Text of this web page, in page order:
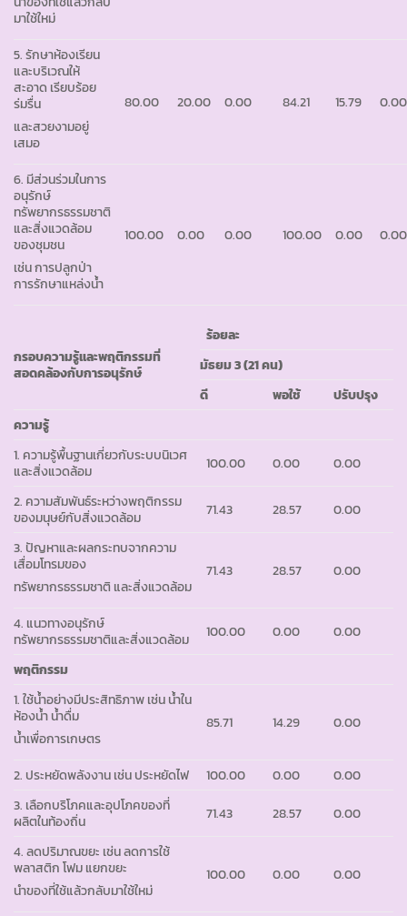
มาใช้ใหม่
5. รักษาห้องเรียน
และบริเวณให้
สะอาด เรียบร้อย
ร่มรื่น
และสวยงามอยู่
เสมอ
80.00 20.00 0.00 84.21 15.79 0.00
6. มีส่วนร่วมในการ
อนุรักษ์
ทรัพยากรธรรมชาติ
และสิ่งแวดล้อม
ของชุมชน
เช่น การปลูกป่า
การรักษาแหล่งน้ำ
100.00 0.00 0.00 100.00 0.00 0.00
กรอบความรู้และพฤติกรรมที่
สอดคล้องกับการอนุรักษ์
ร้อยละ
มัธยม3 (21 คน)
ดี
พอใช้
ปรับปรุง
ความรู้
1. ความรู้พื้นฐานเกี่ยวกับระบบนิเวศ
และสิ่งแวดล้อม
100.00 0.00
0.00
2. ความสัมพันธ์ระหว่างพฤติกรรม
ของมนุษย์กับสิ่งแวดล้อม
71.43 28.57
0.00
3. ปัญหาและผลกระทบจากความ
เสื่อมโทรมของ
ทรัพยากรธรรมชาติ และสิ่งแวดล้อม
71.43 28.57 0.00
4. แนวทางอนุรักษ์
ทรัพยากรธรรมชาติและสิ่งแวดล้อม
100.00 0.00
0.00
พฤติกรรม
1. ใช้น้ำอย่างมีประสิทธิภาพ เช่น น้ำใน
ห้องน้ำ น้ำดื่ม
น้ำเพื่อการเกษตร
85.71 14.29 0.00
2. ประหยัดพลังงาน เช่น ประหยัดไฟ 100.00 0.00
0.00
3. เลือกบริโภคและอุปโภคของที่
ผลิตในท้องถิ่น
71.43 28.57
0.00
4. ลดปริมาณขยะ เช่น ลดการใช้
พลาสติก โฟม แยกขยะ
นำของที่ใช้แล้วกลับมาใช้ใหม่
100.00 0.00 0.00